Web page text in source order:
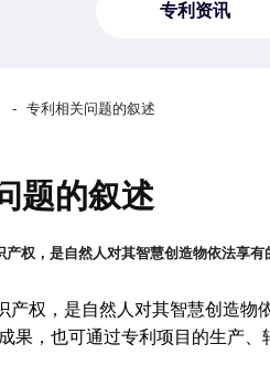
专利资讯
专利相关问题的叙述
题的叙述
产权，是自然人对其智慧创造物依法享有
产权，是自然人对其智慧创造物
果，也可通过专利项目的生产